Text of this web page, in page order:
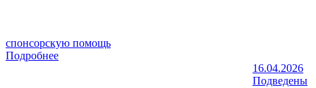
спонсорскую помощь
Подробнее
16.04.2026
Подведены